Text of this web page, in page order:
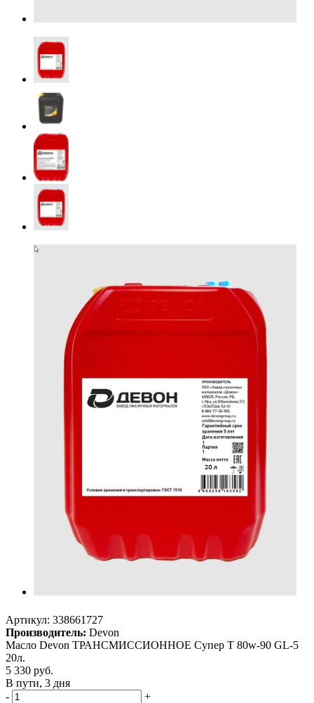
Артикул: 338661727
Производитель: Devon
Масло Devon ТРАНСМИССИОННОЕ Супер Т 80w-90 GL-5
20л.
5 330 руб.
В пути, 3 дня
-
+